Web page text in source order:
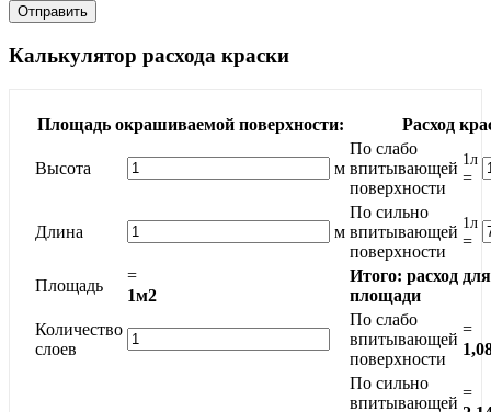
Калькулятор расхода краски
Площадь окрашиваемой поверхности: Расход
Высота м
По слабо
впитывающей
поверхности
1л
=
Длина м
По сильно
впитывающей
поверхности
1л
=
Площадь
=
1м2
Итого: расход
площади
Количество
слоев
По слабо
впитывающей
поверхности
=
По сильно
впитывающей
=